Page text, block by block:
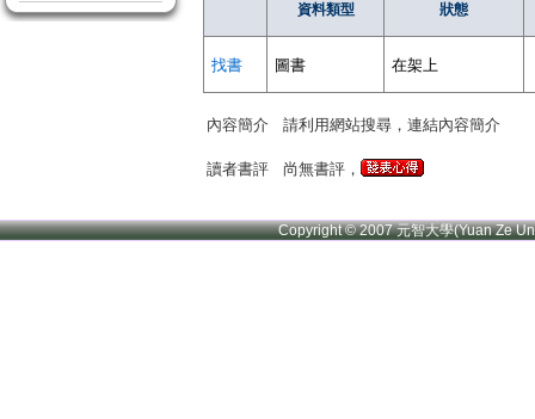
資料類型 狀態
找書 圖書 在架上
內容簡介 請利用網站搜尋，連結內容簡介
讀者書評 尚無書評，
Copyright © 2007 元智大學(Yuan Ze